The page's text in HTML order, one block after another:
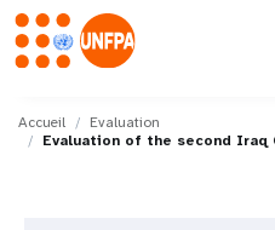
au
contenu
M
Accueil
Evaluation
Evaluation of the second Iraq